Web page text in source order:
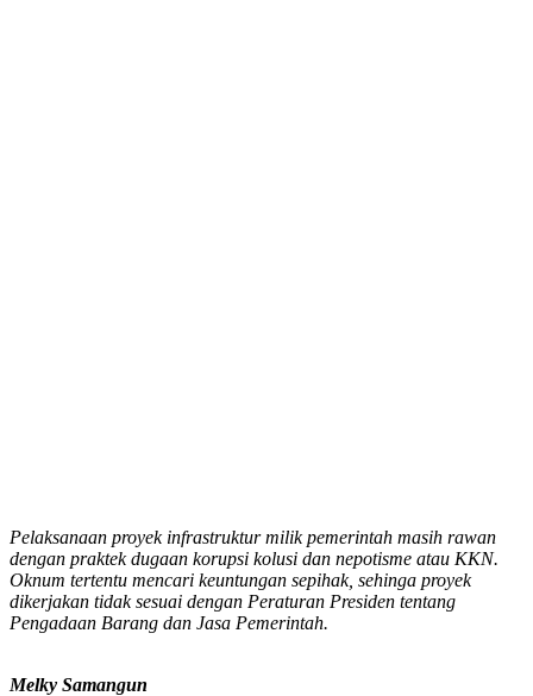
Pelaksanaan proyek infrastruktur milik pemerintah masih rawan
dengan praktek dugaan korupsi kolusi dan nepotisme atau KKN.
Oknum tertentu mencari keuntungan sepihak, sehinga proyek
dikerjakan tidak sesuai dengan Peraturan Presiden tentang
Pengadaan Barang dan Jasa Pemerintah.
Melky Samangun